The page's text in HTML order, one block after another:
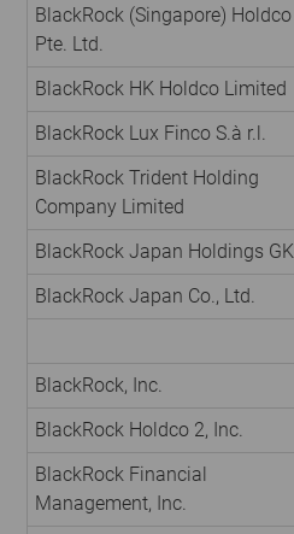
BlackRock (Singapore) Holdco
Pte. Ltd.
BlackRock HK Holdco Limited
BlackRock Lux Finco S.à r.l.
BlackRock Trident Holding
Company Limited
BlackRock Japan Holdings GK
BlackRock Japan Co., Ltd.
BlackRock, Inc.
BlackRock Holdco 2, Inc.
BlackRock Financial
Management, Inc.